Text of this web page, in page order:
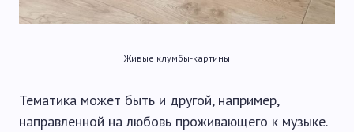
Живые клумбы-картины
Тематика может быть и другой, например,
направленной на любовь проживающего к музыке.